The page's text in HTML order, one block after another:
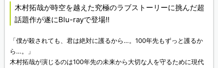
木村拓哉が時空を越えた究極のラブストーリーに挑んだ超
話題作が遂にBlu-rayで登場!!
「僕が殺されても、君は絶対に護るから…。100年先もずっと護るか
ら…。」
木村拓哉が演じるのは100年先の未来から大切な人を守るために現代